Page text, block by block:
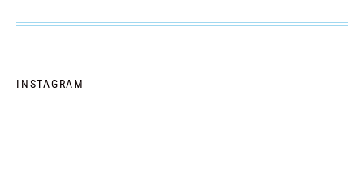
INSTAGRAM